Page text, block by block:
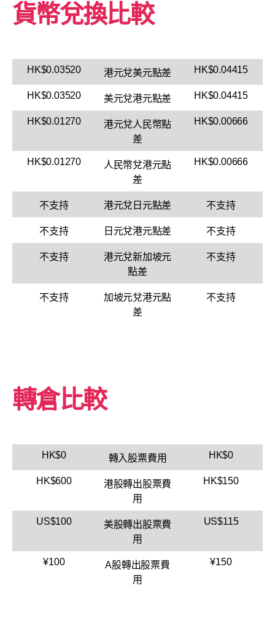
貨幣兌換比較
HK$0.03520 港元兌美元點差 HK$0.04415
HK$0.03520 美元兌港元點差 HK$0.04415
HK$0.01270
港元兌人民幣點
差
HK$0.00666
HK$0.01270
人民幣兌港元點
差
HK$0.00666
不支持 港元兌日元點差 不支持
不支持 日元兌港元點差 不支持
不支持
港元兌新加坡元
點差
不支持
不支持
加坡元兌港元點
差
不支持
轉倉比較
HK$0 轉入股票費用 HK$0
HK$600
港股轉出股票費
用
HK$150
US$100
美股轉出股票費
用
US$115
¥100
A股轉出股票費
用
¥150